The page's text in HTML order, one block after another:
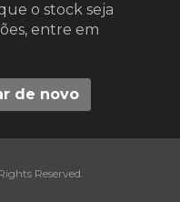
o stock seja
entre em
de novo
Reserved.